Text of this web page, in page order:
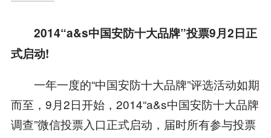
2014“a&s中国安防十大品牌”投票9月2日正
式启动!
一年一度的“中国安防十大品牌”评选活动如期
而至，9月2日开始，2014“a&s中国安防十大品牌
调查”微信投票入口正式启动，届时所有参与投票